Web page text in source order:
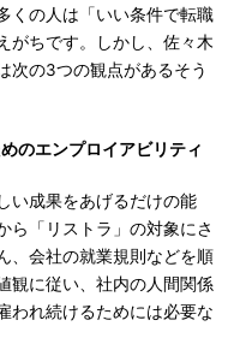
くの人は「いい条件で転職
がちです。しかし、佐々木
次の3つの観点があるそう
のエンプロイアビリティ
い成果をあげるだけの能
ら「リストラ」の対象にさ
、会社の就業規則などを順
観に従い、社内の人間関係
われ続けるためには必要な